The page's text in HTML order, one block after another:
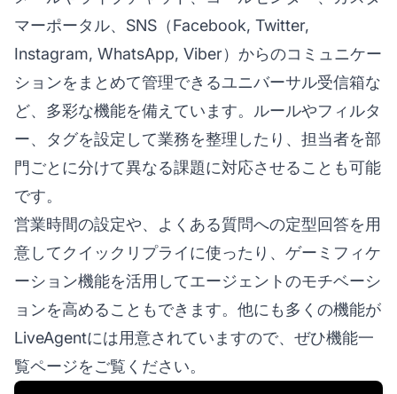
マーポータル、SNS（Facebook, Twitter,
Instagram, WhatsApp, Viber）からのコミュニケー
ションをまとめて管理できるユニバーサル受信箱な
ど、多彩な機能を備えています。ルールやフィルタ
ー、タグを設定して業務を整理したり、担当者を部
門ごとに分けて異なる課題に対応させることも可能
です。
営業時間の設定や、よくある質問への定型回答を用
意してクイックリプライに使ったり、ゲーミフィケ
ーション機能を活用してエージェントのモチベーシ
ョンを高めることもできます。他にも多くの機能が
LiveAgentには用意されていますので、ぜひ機能一
覧ページをご覧ください。